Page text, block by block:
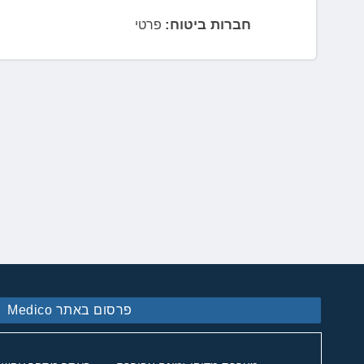
חברות ביטוח: פרטי
פרסום באתר Medico